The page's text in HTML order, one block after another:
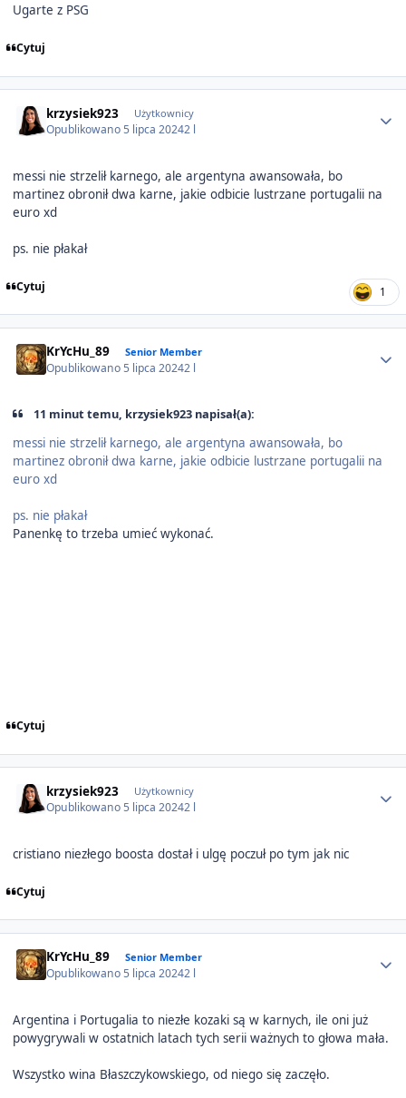
Ugarte z PSG
Cytuj
krzysiek923 Użytkownicy
Opublikowano 5 lipca 20242 l
messi nie strzelił karnego, ale argentyna awansowała, bo
martinez obronił dwa karne, jakie odbicie lustrzane portugalii na
euro xd
ps. nie płakał
Cytuj 1
KrYcHu_89 Senior Member
Opublikowano 5 lipca 20242 l
11 minut temu, krzysiek923 napisał(a):
messi nie strzelił karnego, ale argentyna awansowała, bo
martinez obronił dwa karne, jakie odbicie lustrzane portugalii na
euro xd
ps. nie płakał
Panenkę to trzeba umieć wykonać.
Cytuj
krzysiek923 Użytkownicy
Opublikowano 5 lipca 20242 l
cristiano niezłego boosta dostał i ulgę poczuł po tym jak nic
Cytuj
KrYcHu_89 Senior Member
Opublikowano 5 lipca 20242 l
Argentina i Portugalia to niezłe kozaki są w karnych, ile oni już
powygrywali w ostatnich latach tych serii ważnych to głowa mała.
Wszystko wina Błaszczykowskiego, od niego się zaczęło.